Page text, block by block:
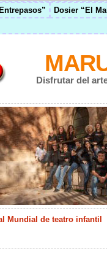
Dosier “El
Disfrutar del
Mundial de teatro infantil